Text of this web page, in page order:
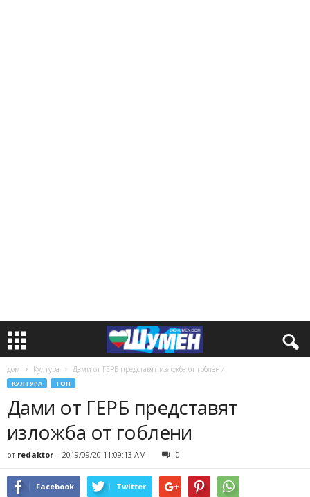
дом Култура Дами от ГЕРБ представят изложба от гоблени
КУЛТУРА ТОП
Дами от ГЕРБ представят
изложба от гоблени
от redaktor - 2019/09/20 11:09:13 AM 0
Facebook Twitter